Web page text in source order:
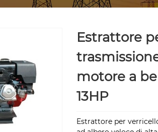
Estrattore
motore a
13HP
Estrattore per